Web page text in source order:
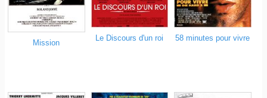
Mission
Le Discours d'un roi 58 minutes pour vivre